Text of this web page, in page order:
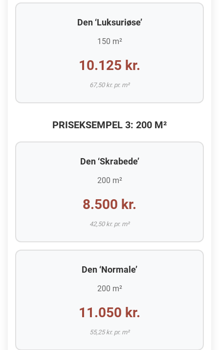
Den ‘Luksuriøse’
150 m²
10.125 kr.
67,50 kr. pr. m²
PRISEKSEMPEL 3: 200 M²
Den ‘Skrabede’
200 m²
8.500 kr.
42,50 kr. pr. m²
Den ‘Normale’
200 m²
11.050 kr.
55,25 kr. pr. m²